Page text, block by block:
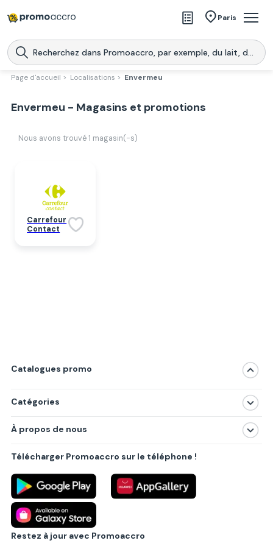
Paris
Magasins
Produits
Promoaccro
l'application
Page d'accueil > Localisations > Envermeu
Envermeu - Magasins et promotions
Nous avons trouvé 1 magasin(-s)
Carrefour
Contact
Catalogues promo
Catégories
Produits
Villes principales
À propos de nous
Politique de confidentialité
Règlements
Partenariat B2B
Blog
Contact
Télécharger Promoaccro sur le téléphone !
Restez à jour avec Promoaccro